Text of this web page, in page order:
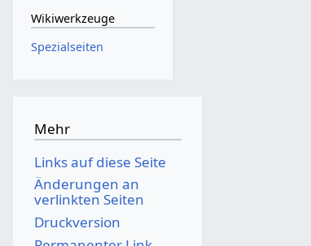
Wikiwerkzeuge
Spezialseiten
Mehr
Links auf diese Seite
Änderungen an
verlinkten Seiten
Druckversion